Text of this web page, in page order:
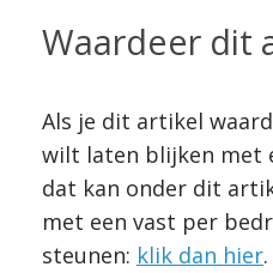
Waardeer dit
Als je dit artikel
wilt laten blijken met
dat kan onder dit
met een vast per
steunen: klik dan hier